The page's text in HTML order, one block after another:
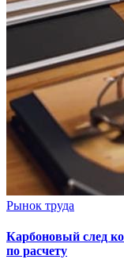
Рынок труда
Карбоновый след
по расчету